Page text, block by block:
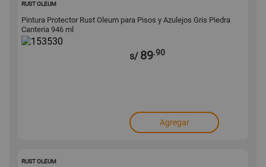
RUST OLEUM
Pintura Protector Rust Oleum para Pisos y Azulejos Gris Piedra
Canteria 946 ml
s/ 89.90
Agregar
RUST OLEUM